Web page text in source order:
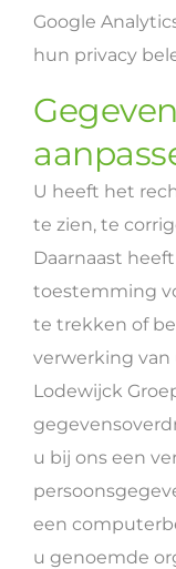
Google
hun privacy
U heeft het
te zien, te
Daarnaast
toestemming
te trekken of
verwerking van
Lodewijck
u bij ons een
een
u genoemde